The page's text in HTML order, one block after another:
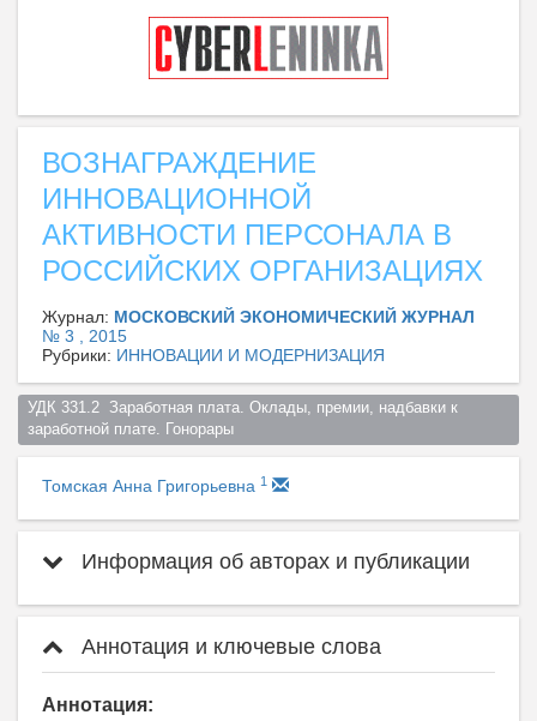
ВОЗНАГРАЖДЕНИЕ
ИННОВАЦИОННОЙ
АКТИВНОСТИ ПЕРСОНАЛА В
РОССИЙСКИХ ОРГАНИЗАЦИЯХ
Журнал: МОСКОВСКИЙ ЭКОНОМИЧЕСКИЙ ЖУРНАЛ
№ 3 , 2015
Рубрики: ИННОВАЦИИ И МОДЕРНИЗАЦИЯ
УДК 331.2  Заработная плата. Оклады, премии, надбавки к
заработной плате. Гонорары
Томская Анна Григорьевна 1
Информация об авторах и публикации
Аннотация и ключевые слова
Аннотация: